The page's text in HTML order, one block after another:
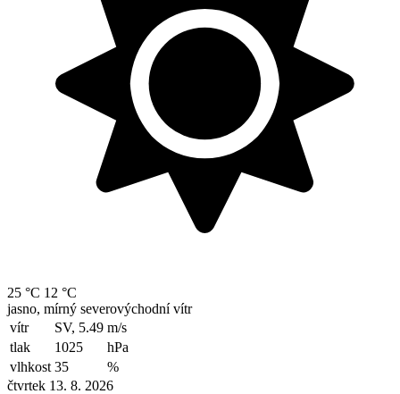
25 °C 12 °C
jasno, mírný severovýchodní vítr
vítr
SV, 5.49 m/s
tlak
1025
hPa
vlhkost 35
%
čtvrtek 13. 8. 2026